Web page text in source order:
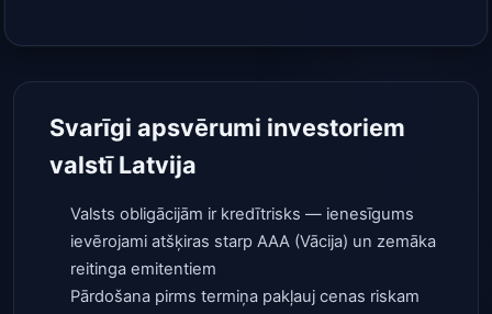
Svarīgi apsvērumi investoriem
valstī Latvija
Valsts obligācijām ir kredītrisks — ienesīgums
ievērojami atšķiras starp AAA (Vācija) un zemāka
reitinga emitentiem
Pārdošana pirms termiņa pakļauj cenas riskam